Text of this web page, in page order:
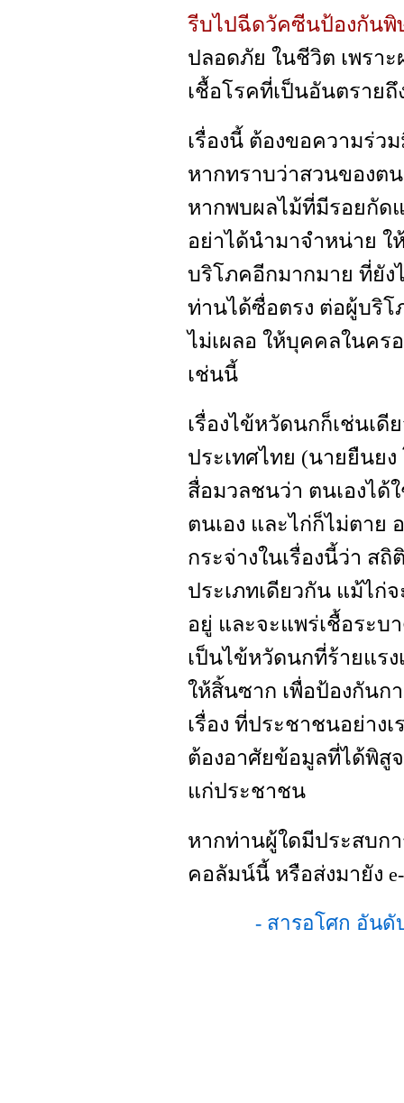
รีบไปฉีดวัคซีนป้องกันพิ
ปลอดภัย ในชีวิต เพรา
เชื้อโรคที่เป็นอันตราย
เรื่องนี้ ต้องขอความร่ว
หากทราบว่าสวนของต
หากพบผลไม้ที่มีรอยกัด
อย่าได้นำมาจำหน่าย ใ
บริโภคอีกมากมาย ที่ยัง
ท่านได้ซื่อตรง ต่อผู้บริโ
ไม่เผลอ ให้บุคคลในคร
เช่นนี้
เรื่องไข้หวัดนกก็เช่นเ
ประเทศไทย (นายยืนย
สื่อมวลชนว่า ตนเองได้
ตนเอง และไก่ก็ไม่ตาย
กระจ่างในเรื่องนี้ว่า ส
ประเภทเดียวกัน แม้ไก่
อยู่ และจะแพร่เชื้อระบ
เป็นไข้หวัดนกที่ร้ายแร
ให้สิ้นซาก เพื่อป้องกันก
เรื่อง ที่ประชาชนอย่าง
ต้องอาศัยข้อมูลที่ได้พิสู
แก่ประชาชน
หากท่านผู้ใดมีประสบก
คอลัมน์นี้ หรือส่งมายัง
- สารอโศก อัน